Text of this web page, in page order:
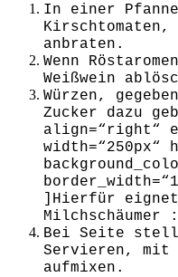
In einer
anbraten.
Wenn
Weißwein
Würzen,
Zucker dazu
align=“right“
width=“250px“
]Hierfür
Milchschäumer
Bei Seite
Servieren, mit
aufmixen.